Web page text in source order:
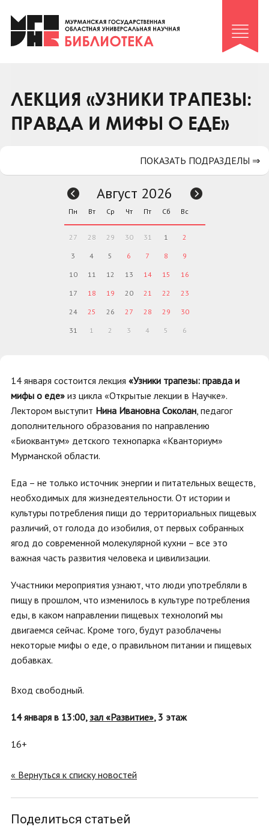
Клуб «Гиря и сельдерей»
Клуб «Семейный архив»
Коллегам
Контакты
ЛЕКЦИЯ «УЗНИКИ ТРАПЕЗЫ:
ПРАВДА И МИФЫ О ЕДЕ»
14 января состоится лекция «Узники трапезы: правда и
мифы о еде» из цикла «Открытые лекции в Научке».
Лектором выступит Нина Ивановна Соколан, педагог
дополнительного образования по направлению
«Биоквантум» детского технопарка «Кванториум»
Мурманской области.
Еда – не только источник энергии и питательных веществ,
необходимых для жизнедеятельности. От истории и
культуры потребления пищи до территориальных пищевых
различий, от голода до изобилия, от первых собранных
ягод до современной молекулярной кухни – все это
важная часть развития человека и цивилизации.
Участники мероприятия узнают, что люди употребляли в
пищу в прошлом, что изменилось в культуре потребления
еды, в каком направлении пищевых технологий мы
двигаемся сейчас. Кроме того, будут разоблачены
некоторые мифы о еде, о правильном питании и пищевых
добавках.
Вход свободный.
14 января в 13:00, зал «Развитие», 3 этаж
16+
« Вернуться к списку новостей
Поделиться статьей
ПОКАЗАТЬ ПОДРАЗДЕЛЫ ⇒
Август 2026
Пн Вт Ср Чт Пт Сб Вс
27 28 29 30 31 1 2
3 4 5 6 7 8 9
10 11 12 13 14 15 16
17 18 19 20 21 22 23
24 25 26 27 28 29 30
31 1 2 3 4 5 6